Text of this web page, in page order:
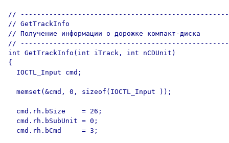
// ---------------------------------------------------
// GetTrackInfo
// Получение информации о дорожке компакт-диска
// ---------------------------------------------------
int GetTrackInfo(int iTrack, int nCDUnit)
{
  IOCTL_Input cmd;
  memset(&cmd, 0, sizeof(IOCTL_Input ));
  cmd.rh.bSize    = 26;
  cmd.rh.bSubUnit = 0;
  cmd.rh.bCmd     = 3;